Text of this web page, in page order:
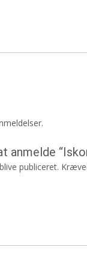
publiceret.